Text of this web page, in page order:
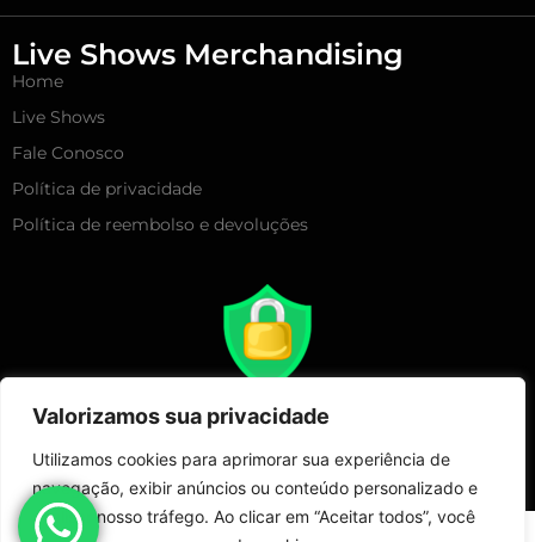
Valorizamos sua privacidade
Utilizamos cookies para aprimorar sua experiência de
navegação, exibir anúncios ou conteúdo personalizado e
analisar nosso tráfego. Ao clicar em “Aceitar todos”, você
Live Shows Merchandising
Home
Live Shows
Fale Conosco
Política de privacidade
Política de reembolso e devoluções
Copyright 2025 – Live Show Merchandising | Todos Direitos